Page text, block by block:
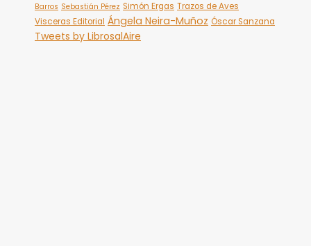
Barros Sebastián Pérez Simón Ergas Trazos de Aves
Visceras Editorial Ángela Neira-Muñoz Óscar Sanzana
Tweets by LibrosalAire